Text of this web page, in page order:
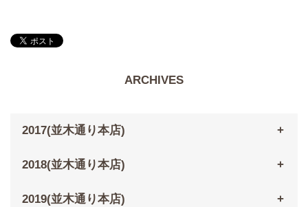
ARCHIVES
2017(並木通り本店)
2018(並木通り本店)
2019(並木通り本店)